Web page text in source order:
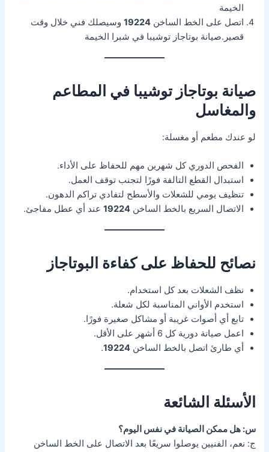
الخيمة
اتصل على الخط الساخن19224 وسيصلك فني خلال وقت
قصير.صيانة بوتاجاز توشيبا في شبرا الخيمة
صيانة بوتاجاز توشيبا في المطاعم
والمغاسل
لو عندك مطعم أو مغسلة:
الفحص الدوري كل شهرين مهم للحفاظ على الأداء.
استبدال القطع التالفة فورًا لتجنب توقف العمل.
تنظيف يومي للشعلات والأسطح لتفادي تراكم الدهون.
الاتصال السريع بالخط الساخن19224 عند أي عطل مفاجئ.
نصائح للحفاظ على كفاءة البوتاجاز
نظف الشعلات بعد كل استخدام.
استخدم الأواني المناسبة لكل شعلة.
تابع أي أصوات غريبة أو مشاكل صغيرة فورًا.
اعمل صيانة دورية كل 6 أشهر على الأقل.
أي طارئ اتصل بالخط الساخن19224
.
الأسئلة الشائعة
س: هل ممكن الصيانة في نفس اليوم؟
ج: نعم، الفنيين يوصلوا سريعًا بعد الاتصال على الخط الساخن